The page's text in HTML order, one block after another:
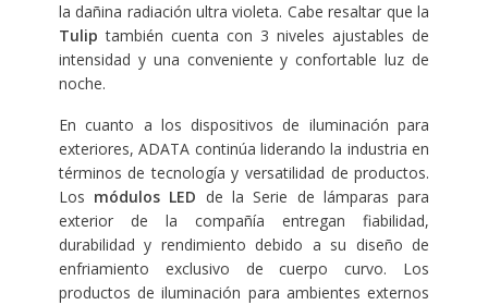
la dañina radiación ultra violeta. Cabe resaltar que la
Tulip también cuenta con 3 niveles ajustables de
intensidad y una conveniente y confortable luz de
noche.
En cuanto a los dispositivos de iluminación para
exteriores, ADATA continúa liderando la industria en
términos de tecnología y versatilidad de productos.
Los módulos LED de la Serie de lámparas para
exterior de la compañía entregan fiabilidad,
durabilidad y rendimiento debido a su diseño de
enfriamiento exclusivo de cuerpo curvo. Los
productos de iluminación para ambientes externos